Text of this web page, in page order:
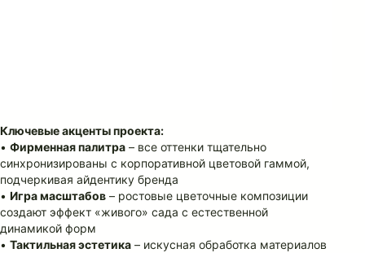
Ключевые акценты проекта:
• Фирменная палитра – все оттенки тщательно
синхронизированы с корпоративной цветовой гаммой,
подчеркивая айдентику бренда
• Игра масштабов – ростовые цветочные композиции
создают эффект «живого» сада с естественной
динамикой форм
• Тактильная эстетика – искусная обработка материалов